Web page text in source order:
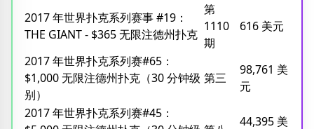
2017 年世界扑克系列赛事 #19：
THE GIANT - $365 无限注德州扑克
第
1110
期
616 美元
2017 年世界扑克系列赛#65：
$1,000 无限注德州扑克（30 分钟级
别）
第三
98,761 美
元
2017 年世界扑克系列赛#45：
44,395 美